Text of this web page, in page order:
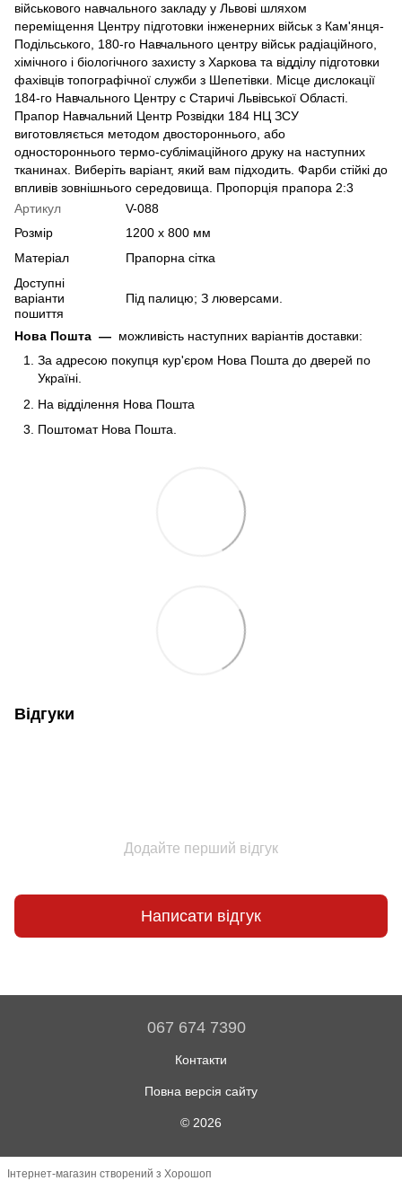
військового навчального закладу у Львові шляхом
переміщення Центру підготовки інженерних військ з Кам'янця-
Подільського, 180-го Навчального центру військ радіаційного,
хімічного і біологічного захисту з Харкова та відділу підготовки
фахівців топографічної служби з Шепетівки. Місце дислокації
184-го Навчального Центру с Старичі Львівської Області.
Прапор Навчальний Центр Розвідки 184 НЦ ЗСУ
виготовляється методом двостороннього, або
одностороннього термо-сублімаційного друку на наступних
тканинах. Виберіть варіант, який вам підходить. Фарби стійкі до
впливів зовнішнього середовища. Пропорція прапора 2:3
Артикул
V-088
Розмір
1200 х 800 мм
Матеріал
Прапорна сітка
Доступні
варіанти
пошиття
Під палицю; З люверсами.
Нова Пошта — можливість наступних варіантів доставки:
За адресою покупця кур'єром Нова Пошта до дверей по
Україні.
На відділення Нова Пошта
Поштомат Нова Пошта.
Відгуки
Додайте перший відгук
Написати відгук
067 674 7390
Контакти
Повна версія сайту
© 2026
Інтернет-магазин створений з Хорошоп